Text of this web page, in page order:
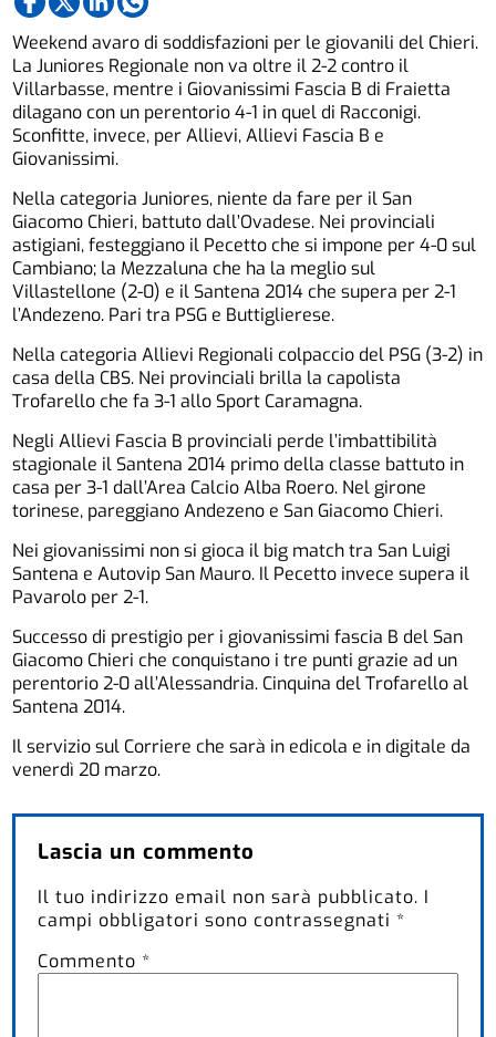
Weekend avaro di soddisfazioni per le giovanili del Chieri.
La Juniores Regionale non va oltre il 2-2 contro il
Villarbasse, mentre i Giovanissimi Fascia B di Fraietta
dilagano con un perentorio 4-1 in quel di Racconigi.
Sconfitte, invece, per Allievi, Allievi Fascia B e
Giovanissimi.
Nella categoria Juniores, niente da fare per il San
Giacomo Chieri, battuto dall’Ovadese. Nei provinciali
astigiani, festeggiano il Pecetto che si impone per 4-0 sul
Cambiano; la Mezzaluna che ha la meglio sul
Villastellone (2-0) e il Santena 2014 che supera per 2-1
l’Andezeno. Pari tra PSG e Buttiglierese.
Nella categoria Allievi Regionali colpaccio del PSG (3-2) in
casa della CBS. Nei provinciali brilla la capolista
Trofarello che fa 3-1 allo Sport Caramagna.
Negli Allievi Fascia B provinciali perde l’imbattibilità
stagionale il Santena 2014 primo della classe battuto in
casa per 3-1 dall’Area Calcio Alba Roero. Nel girone
torinese, pareggiano Andezeno e San Giacomo Chieri.
Nei giovanissimi non si gioca il big match tra San Luigi
Santena e Autovip San Mauro. Il Pecetto invece supera il
Pavarolo per 2-1.
Successo di prestigio per i giovanissimi fascia B del San
Giacomo Chieri che conquistano i tre punti grazie ad un
perentorio 2-0 all’Alessandria. Cinquina del Trofarello al
Santena 2014.
Il servizio sul Corriere che sarà in edicola e in digitale da
venerdì 20 marzo.
Lascia un commento
Il tuo indirizzo email non sarà pubblicato. I
campi obbligatori sono contrassegnati *
Commento *